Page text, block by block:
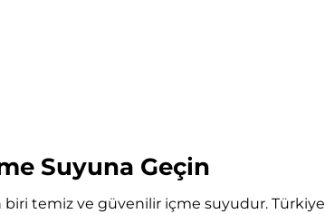
Suyuna Geçin
biri temiz ve güvenilir içme suyudur. Türkiye